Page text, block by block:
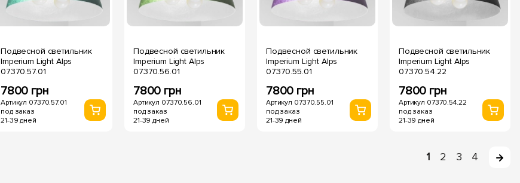
Подвесной светильник
Imperium Light Alps
07370.57.01
7800 грн
Артикул 07370.57.01
под заказ
21-39 дней
Подвесной светильник
Imperium Light Alps
07370.56.01
7800 грн
Артикул 07370.56.01
под заказ
21-39 дней
Подвесной светильник
Imperium Light Alps
07370.55.01
7800 грн
Артикул 07370.55.01
под заказ
21-39 дней
Подвесной светильник
Imperium Light Alps
07370.54.22
7800 грн
Артикул 07370.54.22
под заказ
21-39 дней
1 2 3 4